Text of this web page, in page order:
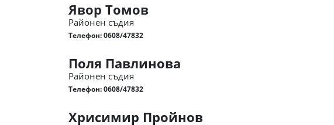
Явор Томов
Районен съдия
Телефон:0608/47832
Поля Павлинова
Районен съдия
Телефон:0608/47832
Хрисимир Пройнов